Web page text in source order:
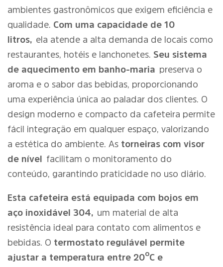
ambientes gastronômicos que exigem eficiência e
qualidade. Com uma capacidade de 10
litros, ela atende a alta demanda de locais como
restaurantes, hotéis e lanchonetes. Seu sistema
de aquecimento em banho-maria preserva o
aroma e o sabor das bebidas, proporcionando
uma experiência única ao paladar dos clientes. O
design moderno e compacto da cafeteira permite
fácil integração em qualquer espaço, valorizando
a estética do ambiente. As torneiras com visor
de nível
facilitam o monitoramento do
conteúdo, garantindo praticidade no uso diário.
Esta cafeteira está equipada com bojos em
aço inoxidável 304, um material de alta
resistência ideal para contato com alimentos e
bebidas. O termostato regulável permite
ajustar a temperatura entre 20ºC e